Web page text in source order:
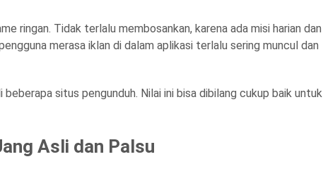
ringan. Tidak terlalu membosankan, karena ada misi harian dan
merasa iklan di dalam aplikasi terlalu sering muncul dan
situs pengunduh. Nilai ini bisa dibilang cukup baik untuk
Asli dan Palsu